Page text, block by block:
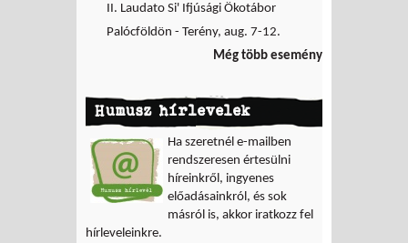
II. Laudato Si' Ifjúsági Ökotábor
Palócföldön - Terény, aug. 7-12.
Még több esemény
Humusz hírlevelek
Ha szeretnél e-mailben
rendszeresen értesülni
híreinkről, ingyenes
előadásainkról, és sok
másról is, akkor iratkozz fel
hírleveleinkre.